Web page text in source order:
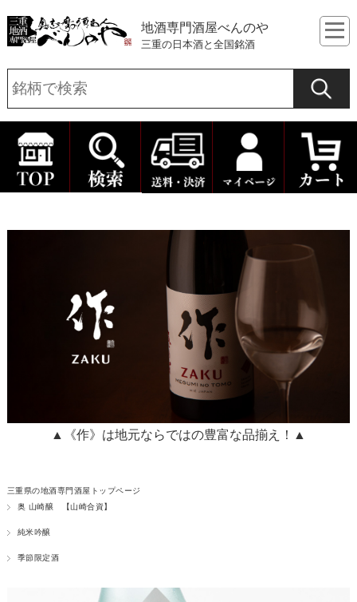
地酒専門酒屋べんのや
三重の日本酒と全国銘酒
▲《作》は地元ならではの豊富な品揃え！▲
三重県の地酒専門酒屋トップページ
奥 山崎醸 【山崎合資】
純米吟醸
季節限定酒